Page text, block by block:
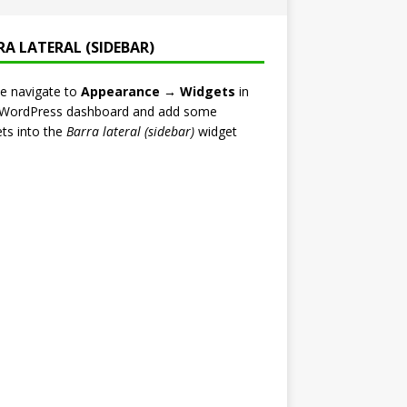
LATERAL (SIDEBAR)
navigate to Appearance → Widgets in
dashboard and add some
into the Barra lateral (sidebar)widget